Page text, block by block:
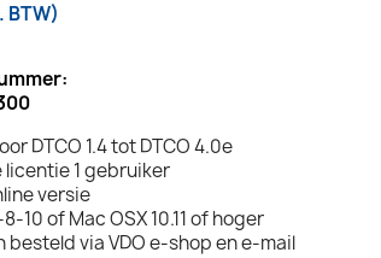
BTW)
DTCO 1.4 tot DTCO 4.0e
licentie 1 gebruiker
versie
10 of Mac OSX 10.11 of hoger
besteld via VDO e-shop en e-mail